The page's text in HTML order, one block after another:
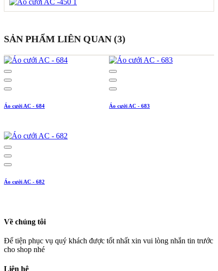
SẢN PHẨM LIÊN QUAN (3)
Áo cưới AC - 684 Áo cưới AC - 683
Áo cưới AC - 682
Về chúng tôi
Để tiện phục vụ quý khách được tốt nhất xin vui lòng nhắn tin trước
cho shop nhé
Liên hệ